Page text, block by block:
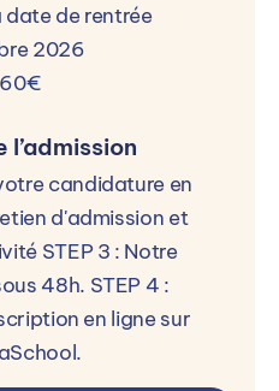
date de rentrée
2026
60€
l’admission
candidature en
d'admission et
STEP 3 : Notre
48h. STEP 4 :
en ligne sur